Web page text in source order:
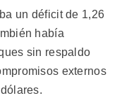
un déficit de 1,26
había
sin respaldo
externos